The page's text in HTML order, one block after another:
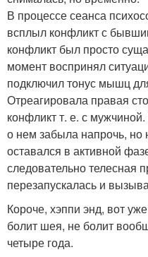
В процессе сеанса
всплыл конфликт с
конфликт был просто
момент воспринял
подключил тонус мышц
Отреагировала правая
конфликт т. е. с
о нем забыла напрочь, но
оставался в активной
следовательно телесная
перезапускалась и
Короче, хэппи энд, вот
болит шея, не болит
четыре года.